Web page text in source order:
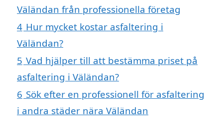
Väländan från professionella företag
4 Hur mycket kostar asfaltering i
Väländan?
5 Vad hjälper till att bestämma priset på
asfaltering i Väländan?
6 Sök efter en professionell för asfaltering
i andra städer nära Väländan